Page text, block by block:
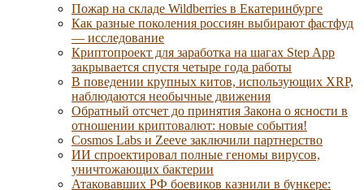
Пожар на складе Wildberries в Екатеринбурге
Как разные поколения россиян выбирают фастфуд
— исследование
Криптопроект для заработка на шагах Step App
закрывается спустя четыре года работы
В поведении крупных китов, использующих XRP,
наблюдаются необычные движения
Обратный отсчет до принятия Закона о ясности в
отношении криптовалют: новые события!
Cosmos Labs и Zeeve заключили партнерство
ИИ спроектировал полные геномы вирусов,
уничтожающих бактерии
Атаковавших РФ боевиков казнили в бункере: